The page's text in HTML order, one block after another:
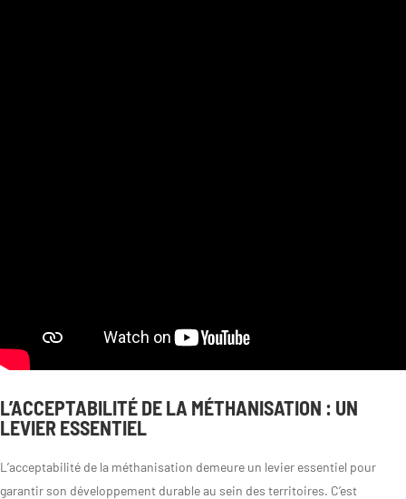
L’ACCEPTABILITÉ DE LA MÉTHANISATION : UN
LEVIER ESSENTIEL
L’acceptabilité de la méthanisation demeure un levier essentiel pour
garantir son développement durable au sein des territoires. C’est